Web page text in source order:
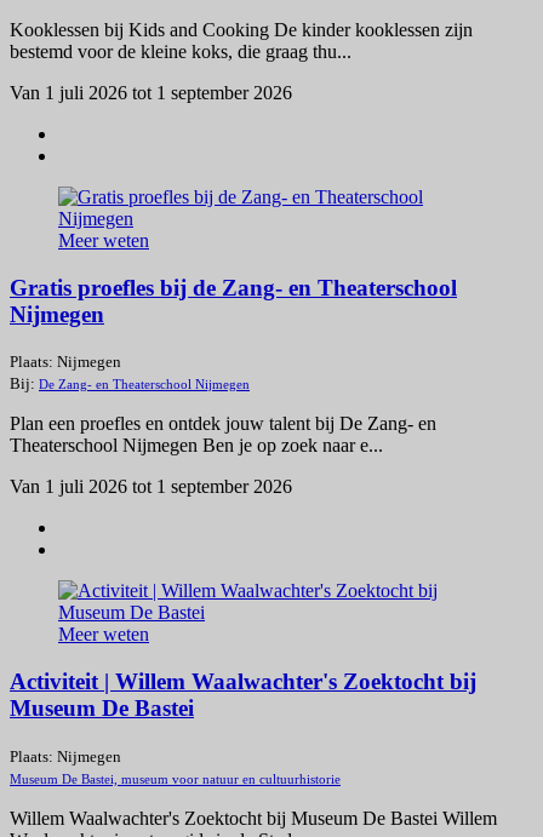
Kooklessen bij Kids and Cooking De kinder kooklessen zijn
bestemd voor de kleine koks, die graag thu...
Van 1 juli 2026 tot 1 september 2026
Meer weten
Gratis proefles bij de Zang- en Theaterschool
Nijmegen
Plaats: Nijmegen
Bij: De Zang- en Theaterschool Nijmegen
Plan een proefles en ontdek jouw talent bij De Zang- en
Theaterschool Nijmegen Ben je op zoek naar e...
Van 1 juli 2026 tot 1 september 2026
Meer weten
Activiteit | Willem Waalwachter's Zoektocht bij
Museum De Bastei
Plaats: Nijmegen
Museum De Bastei, museum voor natuur en cultuurhistorie
Willem Waalwachter's Zoektocht bij Museum De Bastei Willem